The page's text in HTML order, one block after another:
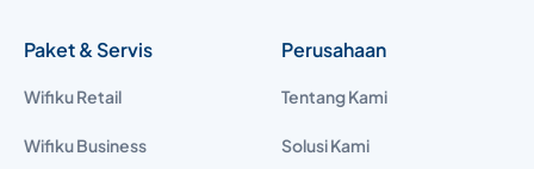
Paket & Servis
Wifiku Retail
Wifiku Business
Perusahaan
Tentang Kami
Solusi Kami